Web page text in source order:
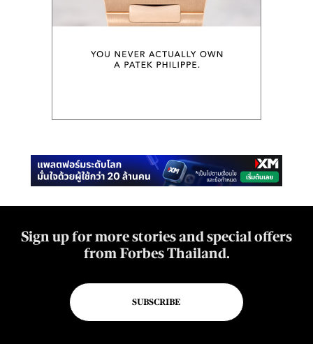
Sign up for more stories and special offers
from Forbes Thailand.
SUBSCRIBE